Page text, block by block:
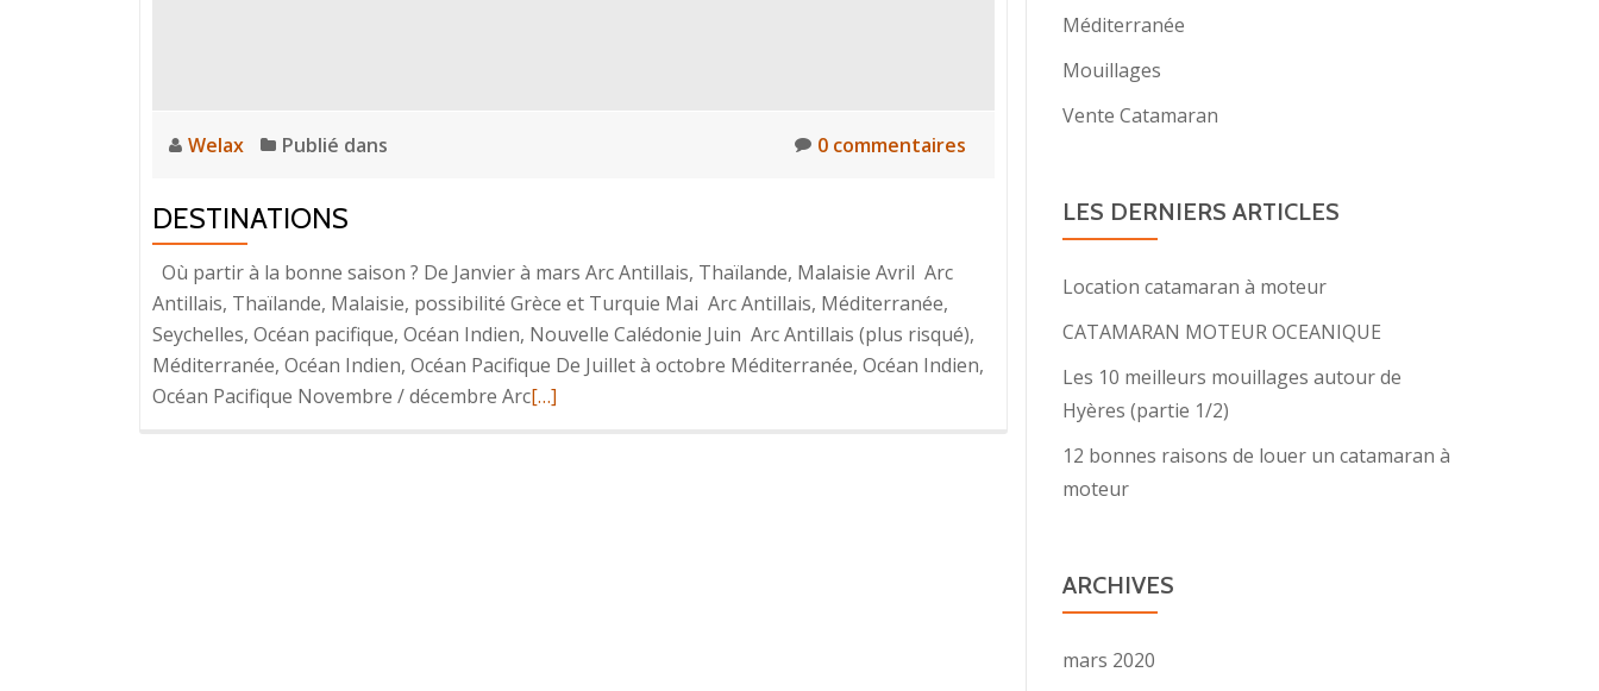
Welax Publié dans 0 commentaires
DESTINATIONS
Où partir à la bonne saison ? De Janvier à mars Arc Antillais, Thaïlande, Malaisie Avril Arc
Antillais, Thaïlande, Malaisie, possibilité Grèce et Turquie Mai Arc Antillais, Méditerranée,
Seychelles, Océan pacifique, Océan Indien, Nouvelle Calédonie Juin Arc Antillais (plus risqué),
Méditerranée, Océan Indien, Océan Pacifique De Juillet à octobre Méditerranée, Océan Indien,
Océan Pacifique Novembre / décembre ArcEn
[…]
Méditerranée
Mouillages
Vente Catamaran
LES DERNIERS ARTICLES
Location catamaran à moteur
CATAMARAN MOTEUR OCEANIQUE
Les 10 meilleurs mouillages autour de
Hyères (partie 1/2)
12 bonnes raisons de louer un catamaran à
moteur
ARCHIVES
mars 2020